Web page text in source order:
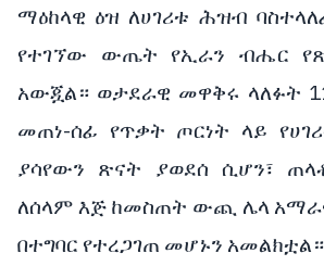
ማዕከላዊ ዕዝ ለሀገሪቱ ሕዝብ
የተገኘው ውጤት የኢራን ብሔር
አውጇል። ወታደራዊ መዋቅሩ ላለፉት
መጠነ-ሰፊ የጥቃት ጦርነት ላይ
ያሳየውን ጽናት ያወደሰ ሲሆን፣
ለሰላም እጅ ከመስጠት ውጪ ሌላ
በተግባር የተረጋገጠ መሆኑን አመልክቷል።